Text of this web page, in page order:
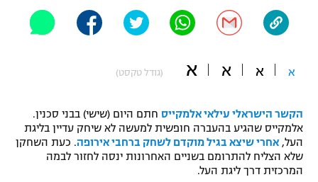
"מחצית בשכונה" – פודקאסט
משתתפים וזוכים בפרסים
תקנון משתתפים וזוכים בפרסים
תקנון עבור פעילות אלקטרה
תקנון עבור פעילות ספורט 1 – "מרלן"
טניס
גיימינג E-Sports
אופניים
ספורט מוטורי
פוטבול אמריקאי NFL
בייסבול MLB
א א א א (גודל טקסט)
הקשר הישראלי עילאי אלמקייס חתם היום (שישי) בבני סכנין.
אלמקייס שהגיע בהעברה חופשית למעשה לא שיחק עדיין בליגת
העל, אחרי שיצא בגיל מוקדם לשחק ברחבי אירופה. כעת השחקן
שלא הצליח להתרומם בשניים האחרונות ינסה לחזור לבמה
המרכזית דרך ליגת העל.